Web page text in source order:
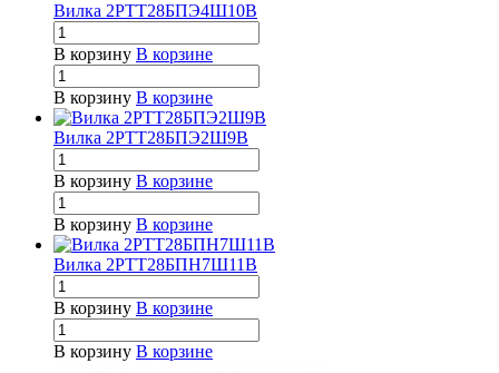
Вилка 2РТТ28БПЭ4Ш10В
В корзину В корзине
В корзину В корзине
Вилка 2РТТ28БПЭ2Ш9В
В корзину В корзине
В корзину В корзине
Вилка 2РТТ28БПН7Ш11В
В корзину В корзине
В корзину В корзине